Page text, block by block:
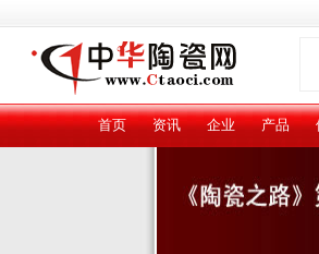
首页 资讯 企业 产品